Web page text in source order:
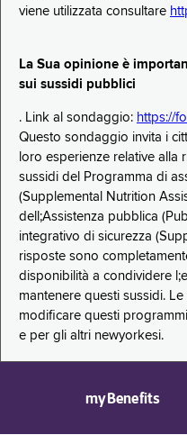
viene utilizzata consultare
La Sua opinione è
sui sussidi pubblici
. Link al sondaggio: https://
Questo sondaggio invita i
loro esperienze relative alla
sussidi del Programma di
(Supplemental Nutrition
dell;Assistenza pubblica
integrativo di sicurezza
risposte sono
disponibilità a condividere
mantenere questi sussidi.
modificare questi
e per gli altri newyorkesi.
myBenefits